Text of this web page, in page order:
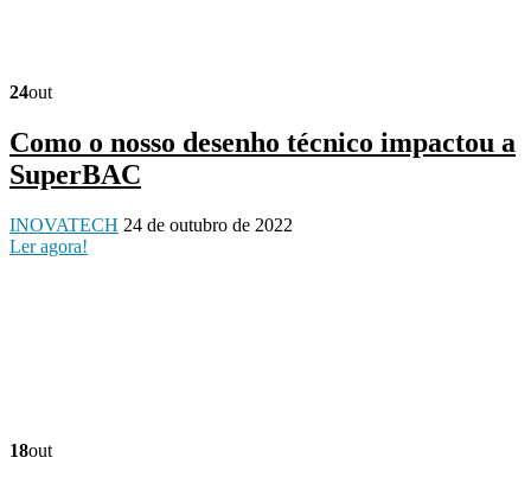
24out
Como o nosso desenho técnico impactou a
SuperBAC
INOVATECH 24 de outubro de 2022
Ler agora!
18out